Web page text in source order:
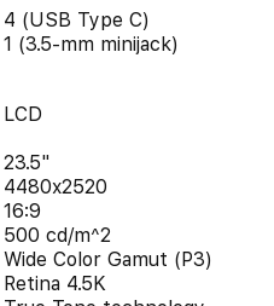
4 (USB Type C)
1 (3.5-mm minijack)
LCD
23.5"
4480x2520
16:9
500 cd/m^2
Wide Color Gamut (P3)
Retina 4.5K